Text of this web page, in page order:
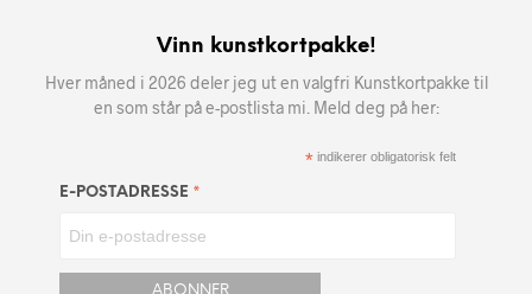
Vinn kunstkortpakke!
Hver måned i 2026 deler jeg ut en valgfri Kunstkortpakke til
en som står på e-postlista mi. Meld deg på her:
* indikerer obligatorisk felt
E-POSTADRESSE *